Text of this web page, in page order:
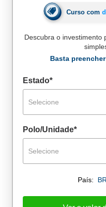
Excelência no mercado de
Curso com
Descubra o investimento
Basta
Estado*
Selecione
Polo/Unidade*
Selecione
País: